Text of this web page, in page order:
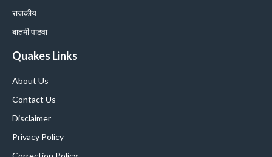
राजकीय
बातमी पाठवा
Quakes Links
About Us
Contact Us
Disclaimer
Privacy Policy